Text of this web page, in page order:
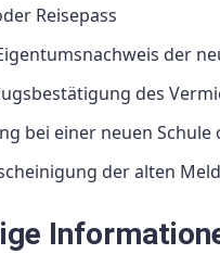
Reisepass
der
des
bei einer neuen
der alten